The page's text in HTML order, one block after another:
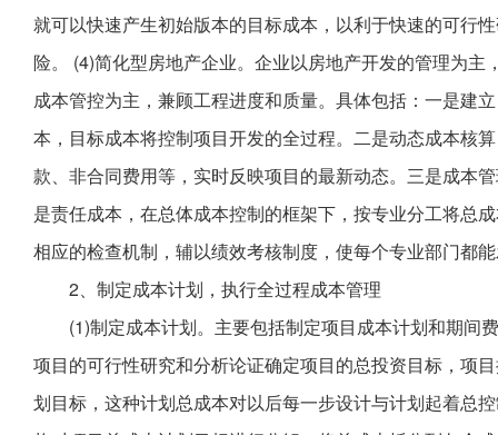
就可以快速产生初始版本的目标成本，以利于快速的可行
险。 (4)简化型房地产企业。企业以房地产开发的管理为
成本管控为主，兼顾工程进度和质量。具体包括：一是建
本，目标成本将控制项目开发的全过程。二是动态成本核
款、非合同费用等，实时反映项目的最新动态。三是成本
是责任成本，在总体成本控制的框架下，按专业分工将总
相应的检查机制，辅以绩效考核制度，使每个专业部门都
2、制定成本计划，执行全过程成本管理
(1)制定成本计划。主要包括制定项目成本计划和期间
项目的可行性研究和分析论证确定项目的总投资目标，项
划目标，这种计划总成本对以后每一步设计与计划起着总